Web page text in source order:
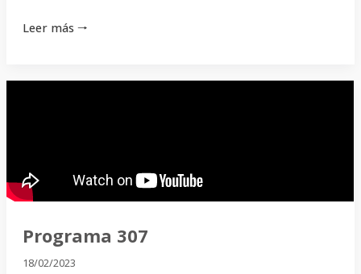
Leer más 🠒
Programa 307
18/02/2023